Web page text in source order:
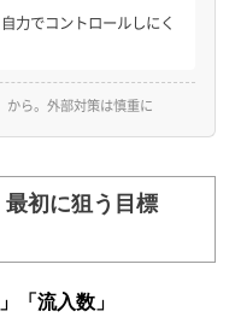
力でコントロールしにく
ら。外部対策は慎重に
初に狙う目標
「流入数」